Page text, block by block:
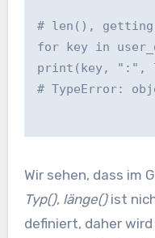
# len(),
for key in
print(key, ":",
# TypeError:
Wir sehen, dass im
Typ(), länge()ist
definiert, daher